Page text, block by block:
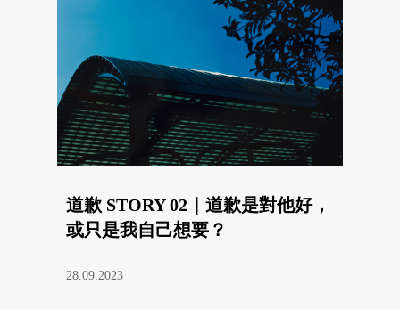
道歉 STORY 02｜道歉是對他好，
或只是我自己想要？
28.09.2023